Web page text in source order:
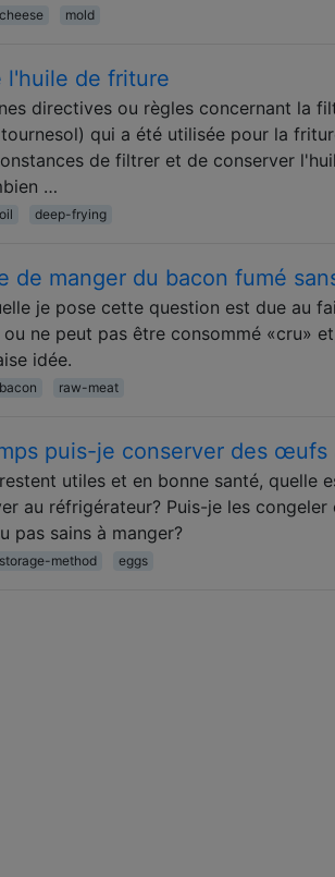
cheese mold
l'huile de friture
directives ou règles concernant la
qui a été utilisée pour la
de filtrer et de conserver
…
oil deep-frying
de manger du bacon fumé
je pose cette question est due au
ne peut pas être consommé «cru»
idée.
bacon raw-meat
puis-je conserver des œufs
utiles et en bonne santé, quelle
au réfrigérateur? Puis-je les
pas sains à manger?
storage-method eggs